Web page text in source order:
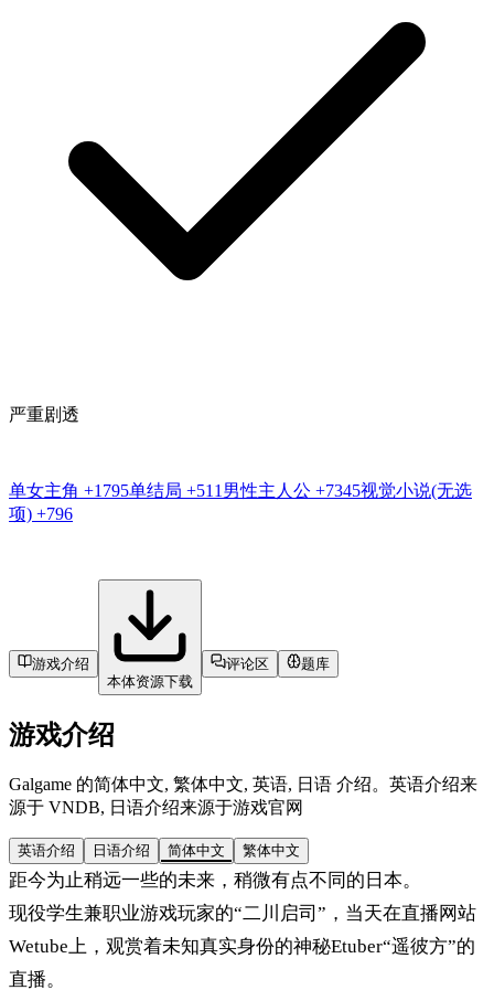
严重剧透
单女主角 +1795单结局 +511 男性主人公 +7345视觉小说(无选
项) +796
游戏介绍
本体资源下载
评论区 题库
游戏介绍
Galgame 的简体中文, 繁体中文, 英语, 日语 介绍。英语介绍来
源于 VNDB, 日语介绍来源于游戏官网
英语介绍 日语介绍 简体中文 繁体中文
距今为止稍远一些的未来，稍微有点不同的日本。
现役学生兼职业游戏玩家的“二川启司”，当天在直播网站
Wetube上，观赏着未知真实身份的神秘Etuber“遥彼方”的
直播。